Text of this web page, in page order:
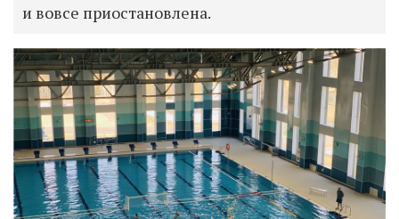
и вовсе приостановлена.